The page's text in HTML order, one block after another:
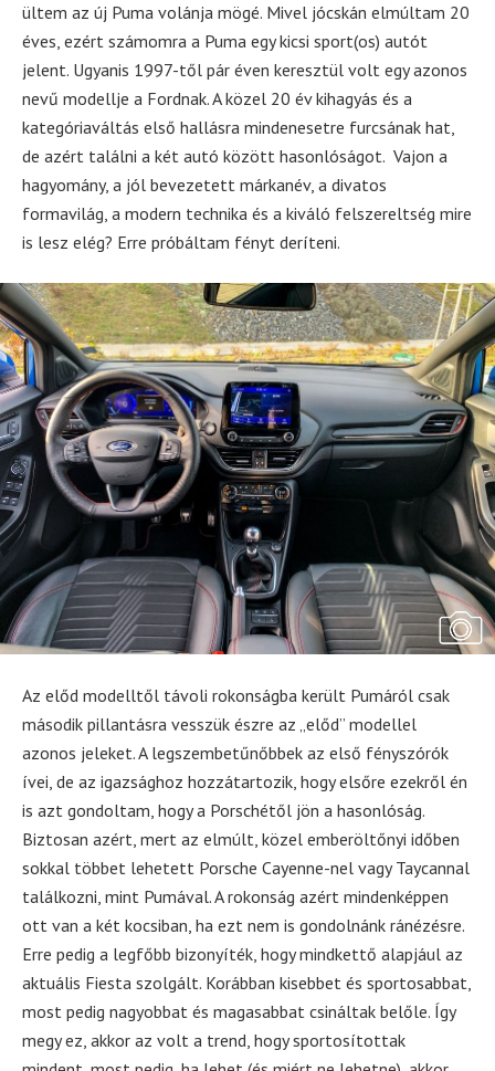
ültem az új Puma volánja mögé. Mivel jócskán elmúltam 20
éves, ezért számomra a Puma egy kicsi sport(os) autót
jelent. Ugyanis 1997-től pár éven keresztül volt egy azonos
nevű modellje a Fordnak. A közel 20 év kihagyás és a
kategóriaváltás első hallásra mindenesetre furcsának hat,
de azért találni a két autó között hasonlóságot. Vajon a
hagyomány, a jól bevezetett márkanév, a divatos
formavilág, a modern technika és a kiváló felszereltség mire
is lesz elég? Erre próbáltam fényt deríteni.
Az előd modelltől távoli rokonságba került Pumáról csak
második pillantásra vesszük észre az „előd” modellel
azonos jeleket. A legszembetűnőbbek az első fényszórók
ívei, de az igazsághoz hozzátartozik, hogy elsőre ezekről én
is azt gondoltam, hogy a Porschétől jön a hasonlóság.
Biztosan azért, mert az elmúlt, közel emberöltőnyi időben
sokkal többet lehetett Porsche Cayenne-nel vagy Taycannal
találkozni, mint Pumával. A rokonság azért mindenképpen
ott van a két kocsiban, ha ezt nem is gondolnánk ránézésre.
Erre pedig a legfőbb bizonyíték, hogy mindkettő alapjául az
aktuális Fiesta szolgált. Korábban kisebbet és sportosabbat,
most pedig nagyobbat és magasabbat csináltak belőle. Így
megy ez, akkor az volt a trend, hogy sportosítottak